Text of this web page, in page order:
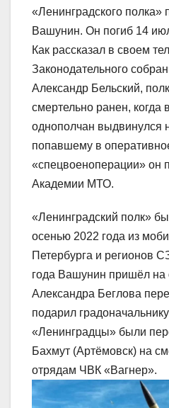
«Ленинградского полка»
Вашунин. Он погиб 14
Как рассказал в своем
Законодательного
Александр Бельский,
смертельно ранен, когда
однополчан
попавшему в
«спецвоеноперации» он
Академии МТО.
«Ленинградский полк»
осенью 2022 года из
Петербурга и регионов
года Вашунин пришёл на
Александра Беглова
подарил
«Ленинградцы» были
Бахмут (Артёмовск) на
отрядам ЧВК «Вагнер».